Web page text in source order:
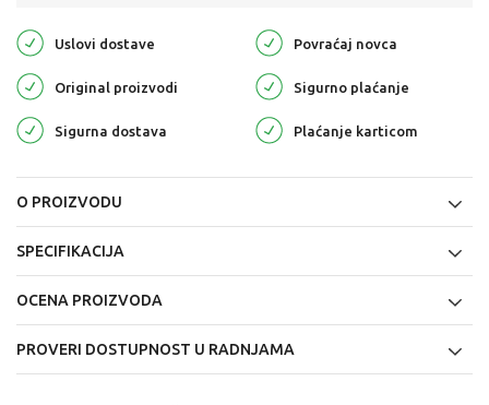
Uslovi dostave Povraćaj novca
Original proizvodi Sigurno plaćanje
Sigurna dostava Plaćanje karticom
O PROIZVODU
SPECIFIKACIJA
OCENA PROIZVODA
PROVERI DOSTUPNOST U RADNJAMA